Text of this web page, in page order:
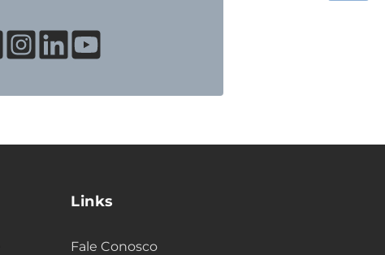
Links
Fale Conosco